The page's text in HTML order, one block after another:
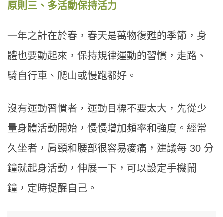
原則三、多活動保持活力
一年之計在於春，春天是萬物復甦的季節，身
體也要動起來，保持規律運動的習慣，走路、
騎自行車、爬山或慢跑都好。
沒有運動習慣者，運動目標不要太大，先從少
量身體活動開始，慢慢增加頻率和強度。經常
久坐者，肩頸和腰部很容易痠痛，建議每 30 分
鐘就起身活動，伸展一下，可以設定手機鬧
鐘，定時提醒自己。